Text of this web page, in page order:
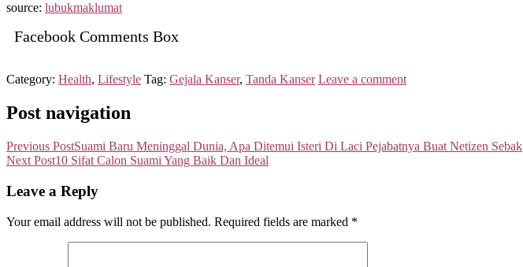
source: lubukmaklumat
Facebook Comments Box
Category: Health, Lifestyle Tag: Gejala Kanser, Tanda Kanser Leave a comment
Post navigation
Previous PostSuami Baru Meninggal Dunia, Apa Ditemui Isteri Di Laci Pejabatnya Buat Netizen Sebak
Next Post10 Sifat Calon Suami Yang Baik Dan Ideal
Leave a Reply
Your email address will not be published. Required fields are marked *